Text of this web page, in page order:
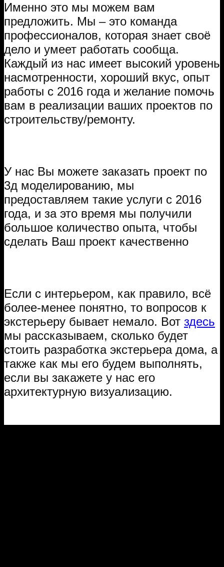
Именно это мы можем вам
предложить. Мы – это команда
профессионалов, которая знает своё
дело и умеет работать сообща.
Каждый из нас имеет высокий уровень
насмотренности, хороший вкус, опыт
работы с 2016 года и желание помочь
вам в реализации ваших проектов по
строительству/ремонту.
У нас Вы можете заказать проект по
3д моделированию, мы
предоставляем такие услуги с 2016
года, и за это время мы получили
большое количество опыта, чтобы
сделать Ваш проект качественно
Если с интерьером, как правило, всё
более-менее понятно, то вопросов к
экстерьеру бывает немало. Вот здесь
мы рассказываем, сколько будет
стоить разработка экстерьера дома, а
также как мы его будем выполнять,
если вы закажете у нас его
архитектурную визуализацию.